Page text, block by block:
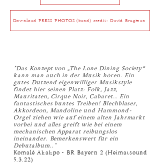
Download PRESS PHOTOS (band) credit: David Brugman
"Das Konzept von „The Lone Dining Society“
kann man auch in der Musik hören. Ein
gutes Dutzend eigenwilliger Musikstyle
findet hier seinen Platz: Folk, Jazz,
Mauritaten, Cirque Noir, Cabaret… Ein
fantastisches buntes Treiben! Blechbläser,
Akkordeon, Mandoline und Hammond-
Orgel ziehen wie auf einem alten Jahrmarkt
vorbei und alles greift wie bei einem
mechanischen Apparat reibungslos
ineinander. Bemerkenswert für ein
Debutalbum.."
Komalé Akakpo - BR Bayern 2 (Heimatsound
5.3.22)